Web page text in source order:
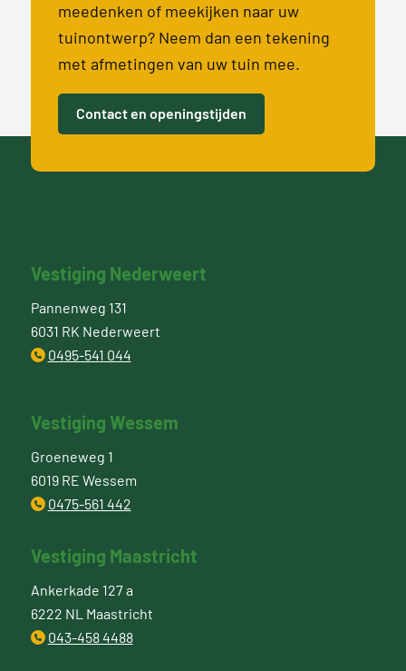
meedenken of meekijken naar uw
tuinontwerp? Neem dan een tekening
met afmetingen van uw tuin mee.
Contact en openingstijden
Vestiging Nederweert
Pannenweg 131
6031 RK Nederweert
0495-541 044
Vestiging Wessem
Groeneweg 1
6019 RE Wessem
0475-561 442
Vestiging Maastricht
Ankerkade 127 a
6222 NL Maastricht
043-458 4488